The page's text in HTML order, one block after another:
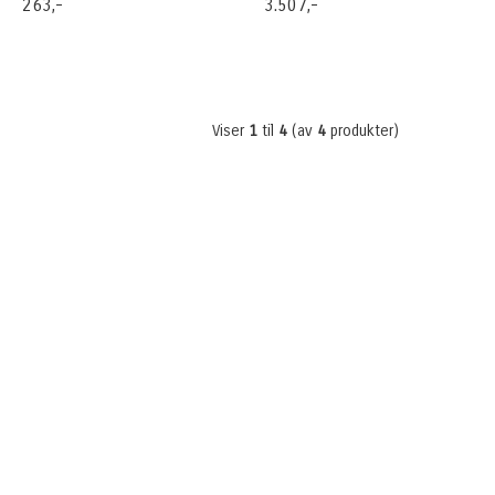
263,- 3.507,-
Viser 1 til 4 (av 4 produkter)